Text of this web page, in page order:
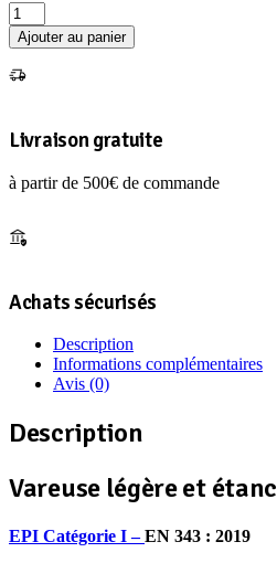
quantité
de
VAREUSE
CHINOOK
XXL
Ajouter au panier
Livraison gratuite
à partir de 500€ de commande
Achats sécurisés
Description
Informations complémentaires
Avis (0)
Description
Vareuse légère et
EPI Catégorie I –EN 343 : 2019